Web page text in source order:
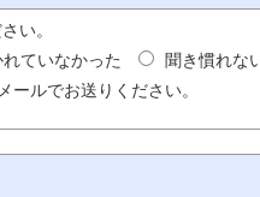
い。
ていなかった
聞き慣れな
ールでお送りください。